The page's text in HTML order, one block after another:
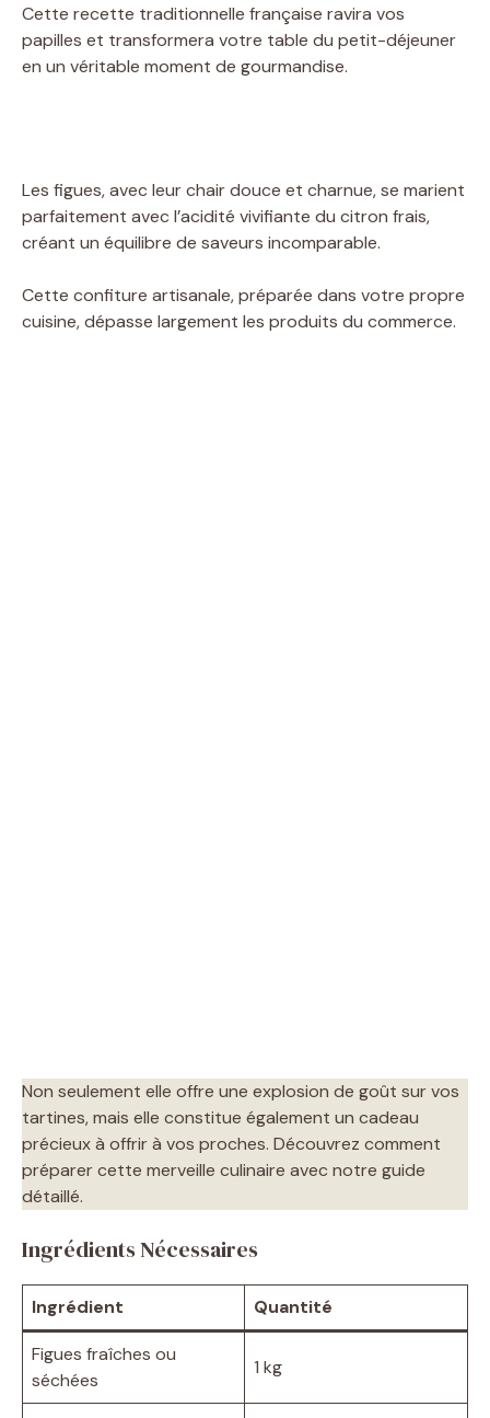
Cette recette traditionnelle française ravira vos
papilles et transformera votre table du petit-déjeuner
en un véritable moment de gourmandise.
Les figues, avec leur chair douce et charnue, se marient
parfaitement avec l’acidité vivifiante du citron frais,
créant un équilibre de saveurs incomparable.
Cette confiture artisanale, préparée dans votre propre
cuisine, dépasse largement les produits du commerce.
Non seulement elle offre une explosion de goût sur vos
tartines, mais elle constitue également un cadeau
précieux à offrir à vos proches. Découvrez comment
préparer cette merveille culinaire avec notre guide
détaillé.
Ingrédients Nécessaires
Ingrédient Quantité
Figues fraîches ou
séchées
1 kg